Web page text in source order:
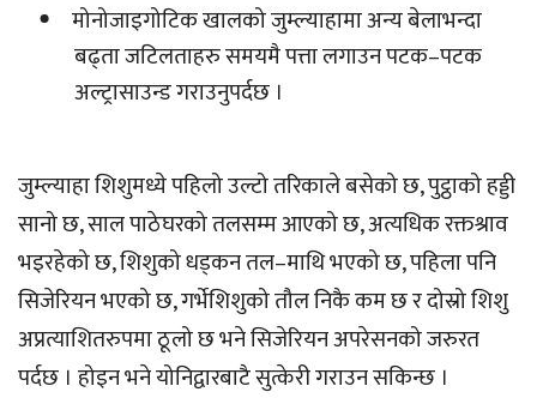
मोनोजाइगोटिक खालको जुम्ल्याहामा अन्य बेलाभन्दा
बढ्ता जटिलताहरु समयमै पत्ता लगाउन पटक–पटक
अल्ट्रासाउन्ड गराउनुपर्दछ ।
जुम्ल्याहा शिशुमध्ये पहिलो उल्टो तरिकाले बसेको छ, पुट्ठाको हड्डी
सानो छ, साल पाठेघरको तलसम्म आएको छ, अत्यधिक रक्तश्राव
भइरहेको छ, शिशुको धड्कन तल–माथि भएको छ, पहिला पनि
सिजेरियन भएको छ, गर्भेशिशुको तौल निकै कम छ र दोस्रो शिशु
अप्रत्याशितरुपमा ठूलो छ भने सिजेरियन अपरेसनको जरुरत
पर्दछ । होइन भने योनिद्वारबाटै सुत्केरी गराउन सकिन्छ ।